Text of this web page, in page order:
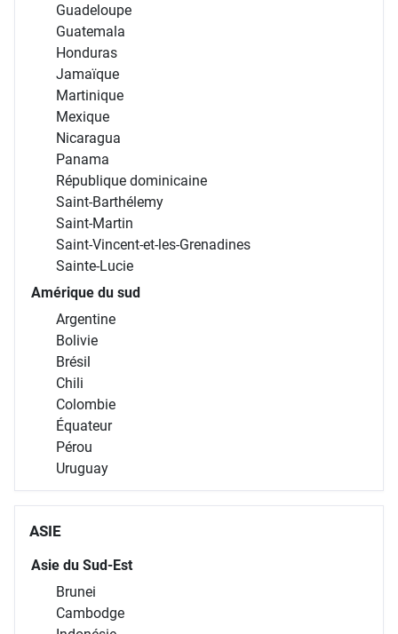
Guadeloupe
Guatemala
Honduras
Jamaïque
Martinique
Mexique
Nicaragua
Panama
République dominicaine
Saint-Barthélemy
Saint-Martin
Saint-Vincent-et-les-Grenadines
Sainte-Lucie
Amérique du sud
Argentine
Bolivie
Brésil
Chili
Colombie
Équateur
Pérou
Uruguay
ASIE
Asie du Sud-Est
Brunei
Cambodge